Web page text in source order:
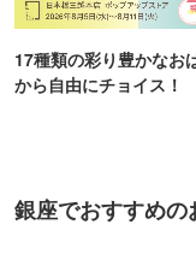
17種類の彩り豊かなお
から自由にチョイス！
銀座でおすすめの